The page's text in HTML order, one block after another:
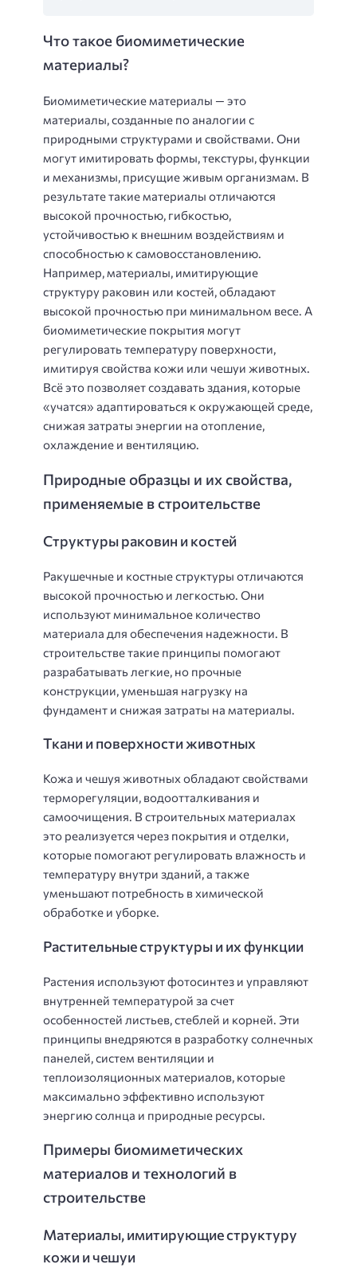
Что такое биомиметические
материалы?
Биомиметические материалы — это
материалы, созданные по аналогии с
природными структурами и свойствами. Они
могут имитировать формы, текстуры, функции
и механизмы, присущие живым организмам. В
результате такие материалы отличаются
высокой прочностью, гибкостью,
устойчивостью к внешним воздействиям и
способностью к самовосстановлению.
Например, материалы, имитирующие
структуру раковин или костей, обладают
высокой прочностью при минимальном весе. А
биомиметические покрытия могут
регулировать температуру поверхности,
имитируя свойства кожи или чешуи животных.
Всё это позволяет создавать здания, которые
«учатся» адаптироваться к окружающей среде,
снижая затраты энергии на отопление,
охлаждение и вентиляцию.
Природные образцы и их свойства,
применяемые в строительстве
Структуры раковин и костей
Ракушечные и костные структуры отличаются
высокой прочностью и легкостью. Они
используют минимальное количество
материала для обеспечения надежности. В
строительстве такие принципы помогают
разрабатывать легкие, но прочные
конструкции, уменьшая нагрузку на
фундамент и снижая затраты на материалы.
Ткани и поверхности животных
Кожа и чешуя животных обладают свойствами
терморегуляции, водоотталкивания и
самоочищения. В строительных материалах
это реализуется через покрытия и отделки,
которые помогают регулировать влажность и
температуру внутри зданий, а также
уменьшают потребность в химической
обработке и уборке.
Растительные структуры и их функции
Растения используют фотосинтез и управляют
внутренней температурой за счет
особенностей листьев, стеблей и корней. Эти
принципы внедряются в разработку солнечных
панелей, систем вентиляции и
теплоизоляционных материалов, которые
максимально эффективно используют
энергию солнца и природные ресурсы.
Примеры биомиметических
материалов и технологий в
строительстве
Материалы, имитирующие структуру
кожи и чешуи